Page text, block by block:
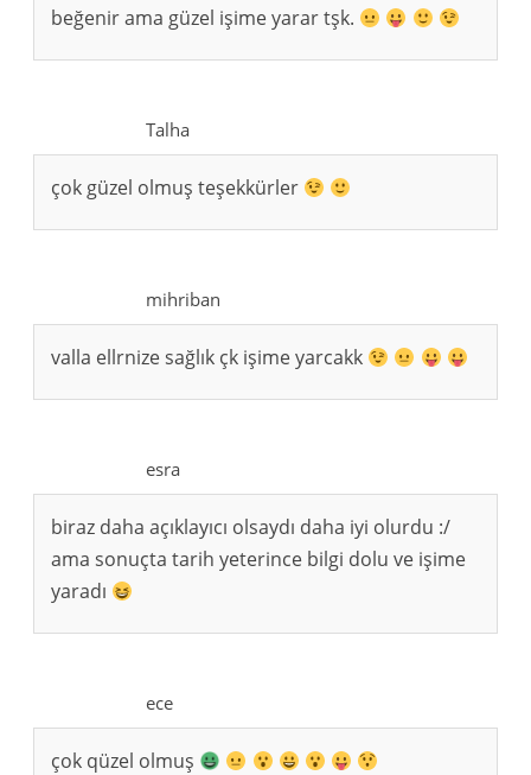
beğenir ama güzel işime yarar tşk.
Talha
çok güzel olmuş teşekkürler
mihriban
valla ellrnize sağlık çk işime yarcakk
esra
biraz daha açıklayıcı olsaydı daha iyi olurdu :/
ama sonuçta tarih yeterince bilgi dolu ve işime
yaradı
ece
çok qüzel olmuş